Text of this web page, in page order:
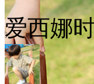
爱西娜